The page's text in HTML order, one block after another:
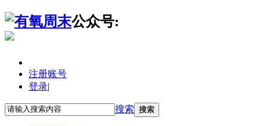
公众号:
注册账号
登录|
搜索 搜索